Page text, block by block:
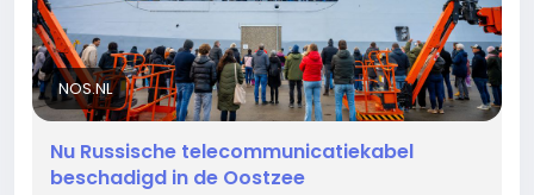
NOS.NL
Nu Russische telecommunicatiekabel
beschadigd in de Oostzee